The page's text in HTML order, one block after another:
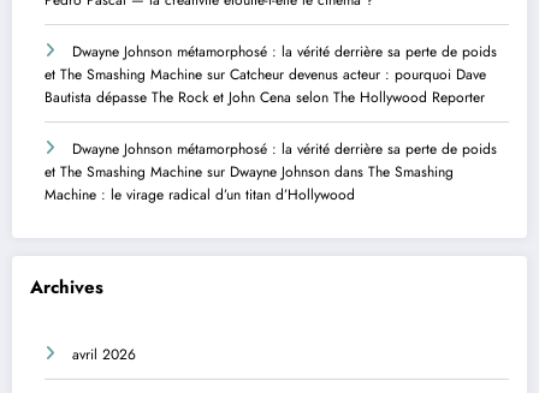
Dwayne Johnson métamorphosé : la vérité derrière sa perte de poids
et The Smashing Machine sur Catcheur devenus acteur : pourquoi Dave
Bautista dépasse The Rock et John Cena selon The Hollywood Reporter
Dwayne Johnson métamorphosé : la vérité derrière sa perte de poids
et The Smashing Machine sur Dwayne Johnson dans The Smashing
Machine : le virage radical d’un titan d’Hollywood
Archives
avril 2026